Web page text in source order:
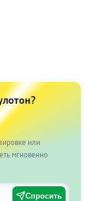
или
мгновенно
Спросить